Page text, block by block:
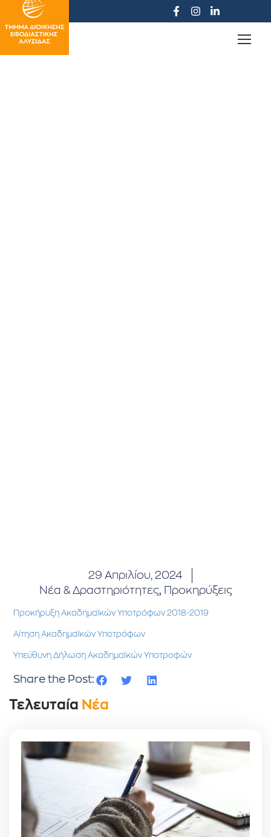
29 Απριλίου, 2024
Νέα & Δραστηριότητες, Προκηρύξεις
Προκήρυξη Ακαδημαϊκών Υποτρόφων 2018-2019
Αίτηση Ακαδημαϊκών Υποτρόφων
Υπεύθυνη Δήλωση Ακαδημαϊκών Υποτροφών
Share the Post:
Τελευταία Νέα